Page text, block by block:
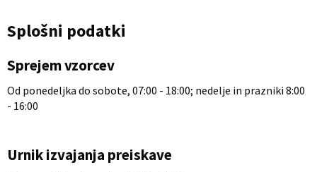
Splošni podatki
Sprejem vzorcev
Od ponedeljka do sobote, 07:00 - 18:00; nedelje in prazniki 8:00
- 16:00
Urnik izvajanja preiskave